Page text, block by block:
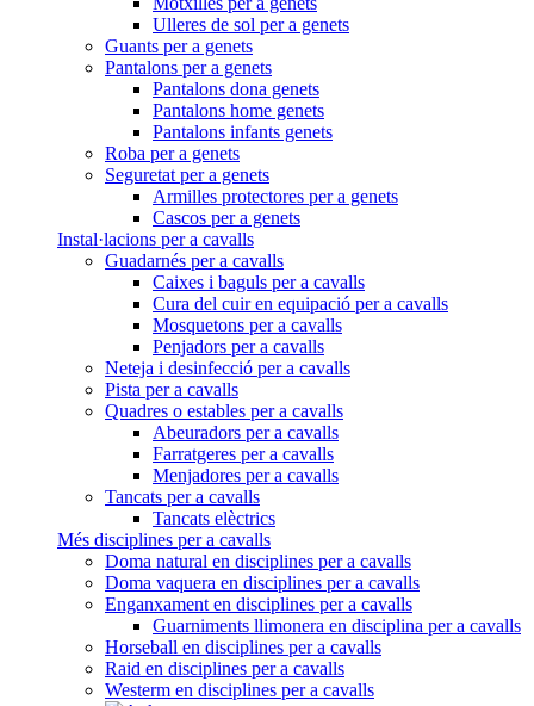
Ulleres de sol per a genets
Guants per a genets
Pantalons per a genets
Pantalons dona genets
Pantalons home genets
Pantalons infants genets
Roba per a genets
Seguretat per a genets
Armilles protectores per a genets
Cascos per a genets
Instal·lacions per a cavalls
Guadarnés per a cavalls
Caixes i baguls per a cavalls
Cura del cuir en equipació per a cavalls
Mosquetons per a cavalls
Penjadors per a cavalls
Neteja i desinfecció per a cavalls
Pista per a cavalls
Quadres o estables per a cavalls
Abeuradors per a cavalls
Farratgeres per a cavalls
Menjadores per a cavalls
Tancats per a cavalls
Tancats elèctrics
Més disciplines per a cavalls
Doma natural en disciplines per a cavalls
Doma vaquera en disciplines per a cavalls
Enganxament en disciplines per a cavalls
Guarniments llimonera en disciplina per a cavalls
Horseball en disciplines per a cavalls
Raid en disciplines per a cavalls
Westerm en disciplines per a cavalls